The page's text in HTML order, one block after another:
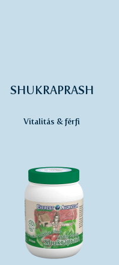
SHUKRAPRASH
Vitalitás & férfi